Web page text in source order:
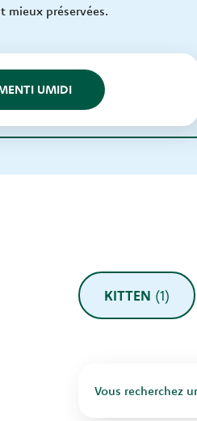
mieux préservées.
UMIDI
KITTEN (1)
Vous recherchez